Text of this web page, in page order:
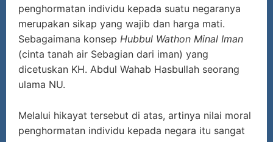
penghormatan individu kepada suatu negaranya
merupakan sikap yang wajib dan harga mati.
Sebagaimana konsep Hubbul Wathon Minal Iman
(cinta tanah air Sebagian dari iman) yang
dicetuskan KH. Abdul Wahab Hasbullah seorang
ulama NU.
Melalui hikayat tersebut di atas, artinya nilai moral
penghormatan individu kepada negara itu sangat